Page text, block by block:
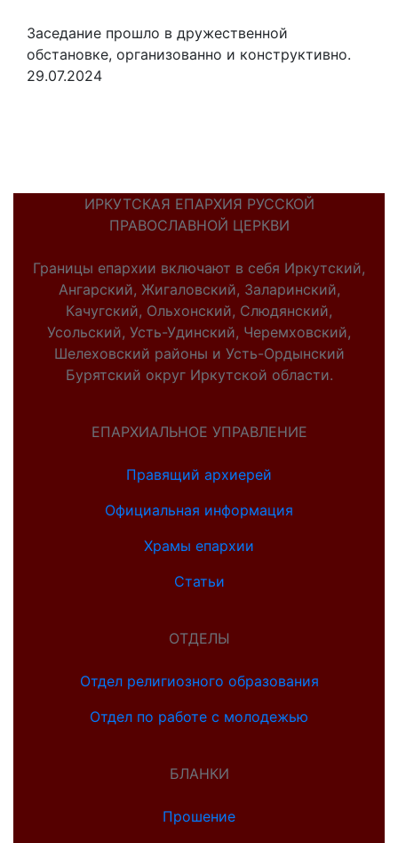
Заседание прошло в дружественной
обстановке, организованно и конструктивно.
29.07.2024
ИРКУТСКАЯ ЕПАРХИЯ РУССКОЙ
ПРАВОСЛАВНОЙ ЦЕРКВИ
Границы епархии включают в себя Иркутский,
Ангарский, Жигаловский, Заларинский,
Качугский, Ольхонский, Слюдянский,
Усольский, Усть-Удинский, Черемховский,
Шелеховский районы и Усть-Ордынский
Бурятский округ Иркутской области.
ЕПАРХИАЛЬНОЕ УПРАВЛЕНИЕ
Правящий архиерей
Официальная информация
Храмы епархии
Статьи
ОТДЕЛЫ
Отдел религиозного образования
Отдел по работе с молодежью
БЛАНКИ
Прошение